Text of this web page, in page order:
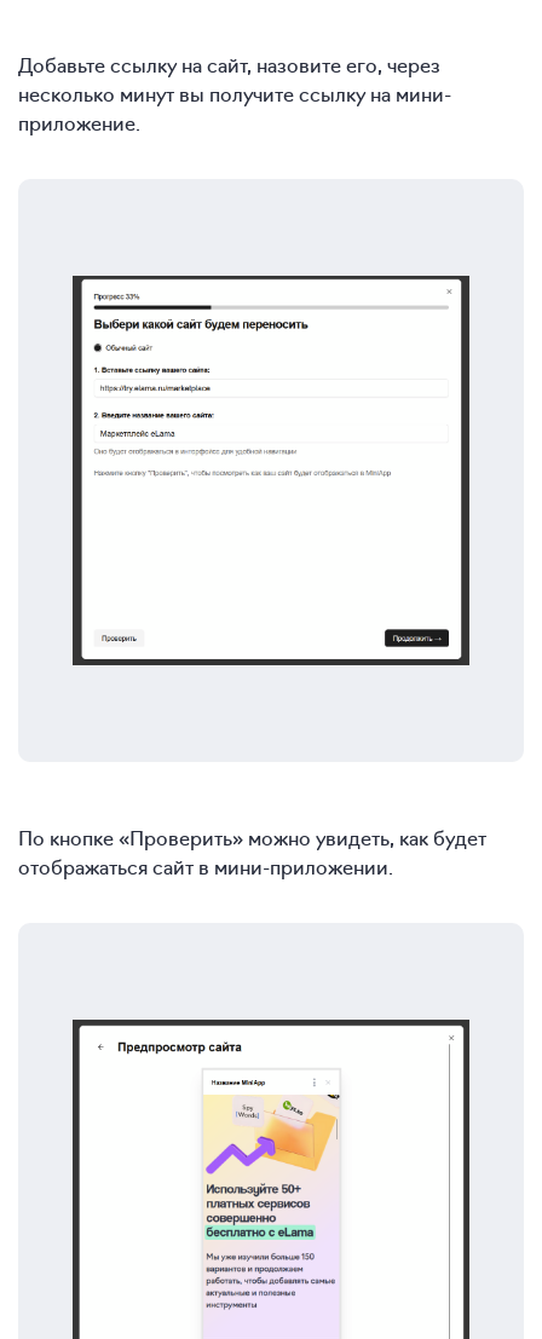
Добавьте ссылку на сайт, назовите его, через
несколько минут вы получите ссылку на мини-
приложение.
По кнопке «Проверить» можно увидеть, как будет
отображаться сайт в мини-приложении.